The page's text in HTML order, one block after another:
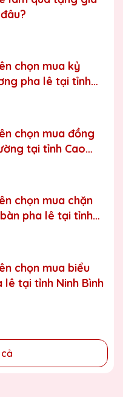
hàng
xuất.Xưởng sản xuất
lượng số một thị
mẫu không có sẵn,
hàng.
cung cấp tới Quý
hộp xi lót lụa vàng,
làm tăng thêm tính
lê vô cùng tinh tế,
ý nghĩa to lớn:
tích xuất sắc
nỗ lực, cố gắng của
cá nhân, tổ chức
nghiệp, cho cộng
chọn mua kỷ
pha lê tại tỉnh
chọn mua đồng
tại tỉnh Cao
chọn mua chặn
pha lê tại tỉnh
chọn mua biểu
tại tỉnh Ninh Bình